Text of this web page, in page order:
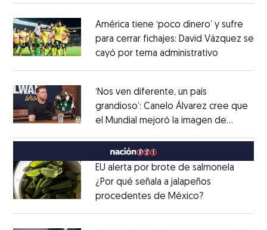
América tiene ‘poco dinero’ y sufre
para cerrar fichajes: David Vázquez se
cayó por tema administrativo
‘Nos ven diferente, un país
grandioso’: Canelo Álvarez cree que
el Mundial mejoró la imagen de
MéxicoOpens in new window
EU alerta por brote de salmonela
¿Por qué señala a jalapeños
procedentes de México?Opens in new